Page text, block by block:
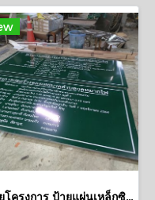
ป้ายโครงการ ป้ายแผ่นเหล็กซิงค์ ป้ายแผ่นซิงค์ ป้ายจราจร